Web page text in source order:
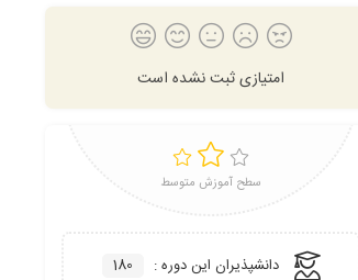
امتیازی ثبت نشده است
سطح آموزش متوسط
دانشپذیران این دوره : 180